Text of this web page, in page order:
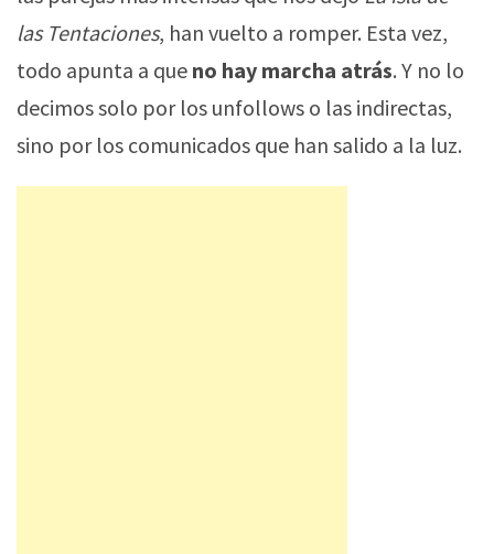
las Tentaciones, han vuelto a romper. Esta vez,
todo apunta a que no hay marcha atrás. Y no lo
decimos solo por los unfollows o las indirectas,
sino por los comunicados que han salido a la luz.